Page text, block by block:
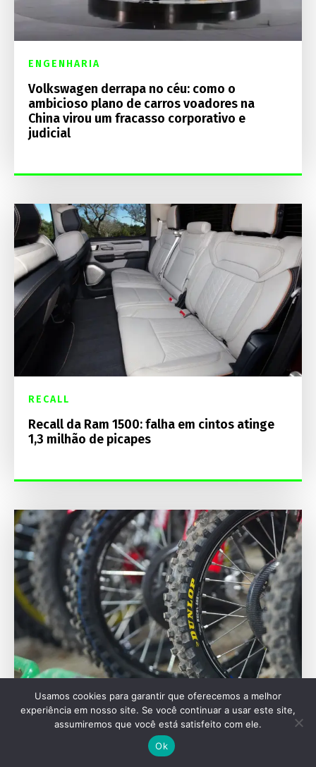
ENGENHARIA
Volkswagen derrapa no céu: como o
ambicioso plano de carros voadores na
China virou um fracasso corporativo e
judicial
RECALL
Recall da Ram 1500: falha em cintos atinge
1,3 milhão de picapes
SEU VEÍCULO
Pneu pneumático: a invenção de pai que
transformou a mobilidade
Usamos cookies para garantir que oferecemos a melhor
experiência em nosso site. Se você continuar a usar este site,
assumiremos que você está satisfeito com ele.
Ok